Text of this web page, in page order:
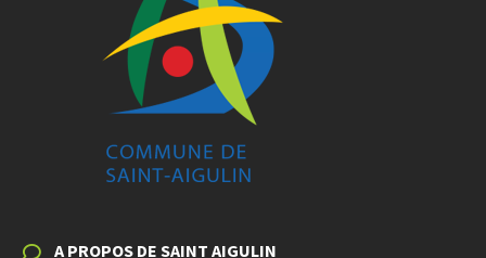
A PROPOS DE SAINT AIGULIN